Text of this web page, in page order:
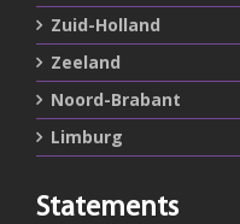
Zuid-Holland
Zeeland
Noord-Brabant
Limburg
Statements